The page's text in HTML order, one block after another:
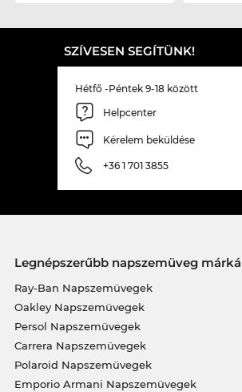
SZÍVESEN SEGÍTÜNK!
Hétfő -Péntek 9-18 között
Helpcenter
Kérelem beküldése
+36 1 701 3855
Legnépszerűbb napszemüveg
Ray-Ban Napszemüvegek
Oakley Napszemüvegek
Persol Napszemüvegek
Carrera Napszemüvegek
Polaroid Napszemüvegek
Emporio Armani Napszemüvegek